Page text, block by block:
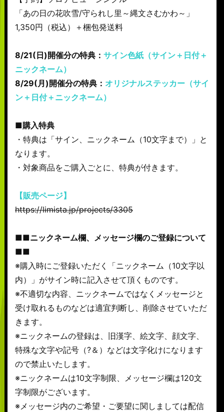
「あの日の花吹雪/守られし里～縄文さむかわ～」
1,350円（税込）＋梱包発送料
8/21(日)開催分の特典： サイン色紙（サイン＋日付＋
ニックネーム）
8/29(月)開催分の特典： オリジナルステッカー（サイ
ン＋日付＋ニックネーム）
■購入特典
・特典は「サイン、ニックネーム（10文字まで）」と
なります。
・対象商品をご購入ごとに、特典が付きます。
【販売ページ】
https://limista.jp/projects/3305
■■ニックネーム欄、メッセージ欄のご登録について
■■
※購入時にご登録いただく「ニックネーム（10文字以
内）」がサイン時に記入させて頂くものです。
※不適切な内容、ニックネームではなくメッセージと
受け取れるものなどは適宜判断し、削除させていただ
きます。
※ニックネームの登録は、旧漢字、絵文字、顔文字、
特殊な文字や記号（?＆）などは文字化けになります
ので禁止いたします。
※ニックネームは10文字制限、メッセージ欄は120文
字制限がございます。
※メッセージ内のご希望・ご要望に関しましては配信